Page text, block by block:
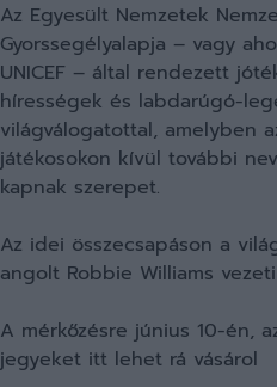
Az Egyesült Nemzetek
Gyorssegélyalapja – vagy
UNICEF – által rendezett
hírességek és labdarúgó-
világválogatottal, amelyben
játékosokon kívül további
kapnak szerepet.
Az idei összecsapáson a
angolt Robbie Williams
A mérkőzésre június 10-én,
jegyeket itt lehet rá vásárol